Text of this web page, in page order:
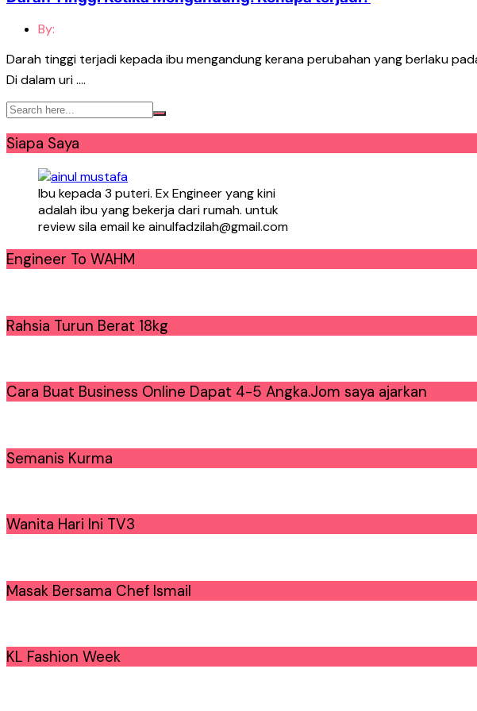
By:
Darah tinggi terjadi kepada ibu mengandung kerana perubahan yang berlaku
Di dalam uri ….
Siapa Saya
Ibu kepada 3 puteri. Ex Engineer yang kini
adalah ibu yang bekerja dari rumah. untuk
review sila email ke ainulfadzilah@gmail.com
Engineer To WAHM
Rahsia Turun Berat 18kg
Cara Buat Business Online Dapat 4-5 Angka.Jom saya ajarkan
Semanis Kurma
Wanita Hari Ini TV3
Masak Bersama Chef Ismail
KL Fashion Week